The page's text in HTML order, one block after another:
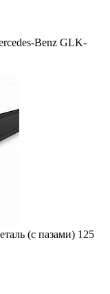
Benz GLK-
(с пазами) 125